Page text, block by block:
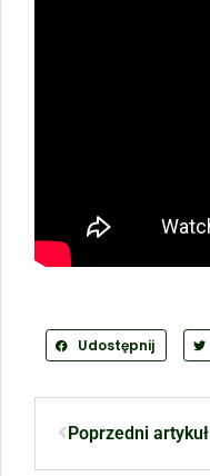
Udostępnij
Poprzedni artykuł